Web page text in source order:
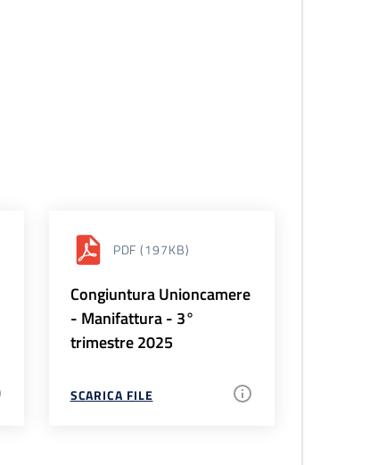
PDF (197KB)
Congiuntura Unioncamere
- Manifattura - 3°
trimestre 2025
SCARICA FILE